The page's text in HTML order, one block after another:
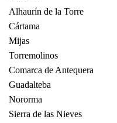
Alhaurín de la Torre
Cártama
Mijas
Torremolinos
Comarca de Antequera
Guadalteba
Nororma
Sierra de las Nieves